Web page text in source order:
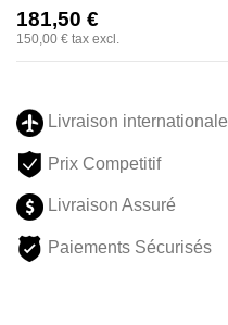
181,50 €
150,00 € tax excl.
Livraison internationale
Prix Competitif
Livraison Assuré
Paiements Sécurisés